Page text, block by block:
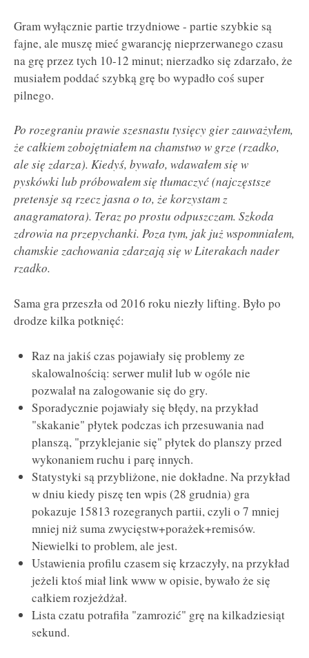
Gram wyłącznie partie trzydniowe - partie szybkie są
fajne, ale muszę mieć gwarancję nieprzerwanego czasu
na grę przez tych 10-12 minut; nierzadko się zdarzało, że
musiałem poddać szybką grę bo wypadło coś super
pilnego.
Po rozegraniu prawie szesnastu tysięcy gier zauważyłem,
że całkiem zobojętniałem na chamstwo w grze (rzadko,
ale się zdarza). Kiedyś, bywało, wdawałem się w
pyskówki lub próbowałem się tłumaczyć (najczęstsze
pretensje są rzecz jasna o to, że korzystam z
anagramatora). Teraz po prostu odpuszczam. Szkoda
zdrowia na przepychanki. Poza tym, jak już wspomniałem,
chamskie zachowania zdarzają się w Literakach nader
rzadko.
Sama gra przeszła od 2016 roku niezły lifting. Było po
drodze kilka potknięć:
Raz na jakiś czas pojawiały się problemy ze
skalowalnością: serwer mulił lub w ogóle nie
pozwalał na zalogowanie się do gry.
Sporadycznie pojawiały się błędy, na przykład
"skakanie" płytek podczas ich przesuwania nad
planszą, "przyklejanie się" płytek do planszy przed
wykonaniem ruchu i parę innych.
Statystyki są przybliżone, nie dokładne. Na przykład
w dniu kiedy piszę ten wpis (28 grudnia) gra
pokazuje 15813 rozegranych partii, czyli o 7 mniej
mniej niż suma zwycięstw+porażek+remisów.
Niewielki to problem, ale jest.
Ustawienia profilu czasem się krzaczyły, na przykład
jeżeli ktoś miał link www w opisie, bywało że się
całkiem rozjeżdżał.
Lista czatu potrafiła "zamrozić" grę na kilkadziesiąt
sekund.